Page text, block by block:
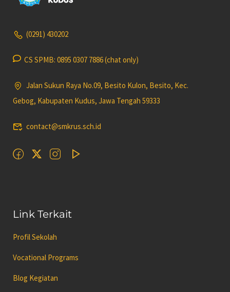
(0291) 430202
CS SPMB: 0895 0307 7886 (chat only)
Jalan Sukun Raya No.09, Besito Kulon, Besito, Kec.
Gebog, Kabupaten Kudus, Jawa Tengah 59333
contact@smkrus.sch.id
Link Terkait
Profil Sekolah
Vocational Programs
Blog Kegiatan